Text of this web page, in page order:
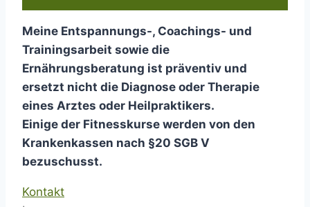
Meine Entspannungs-, Coachings- und
Trainingsarbeit sowie die
Ernährungsberatung ist präventiv und
ersetzt nicht die Diagnose oder Therapie
eines Arztes oder Heilpraktikers.
Einige der Fitnesskurse werden von den
Krankenkassen nach §20 SGB V
bezuschusst.
Kontakt